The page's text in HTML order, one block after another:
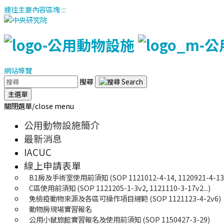
連往主要內容區塊:::
網站導覽
搜尋
主選單
關閉選單/close menu
公用動物設施簡介
最新消息
IACUC
線上申請表單
B1房及手術室使用前須知 (SOP 1121012-4-14, 1120921-4-
C區使用前須知 (SOP 1121205-1-3v2, 1121110-3-17v2...)
免檢疫動物來源及各區可操作項目規範 (SOP 1121123-4-2v6)
動物房現場實習報名
公用小鼠旅館實習報名及使用前須知 (SOP 1150427-3-29)